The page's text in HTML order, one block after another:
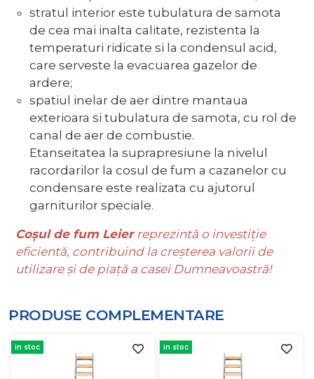
stratul interior este tubulatura de samota
de cea mai inalta calitate, rezistenta la
temperaturi ridicate si la condensul acid,
care serveste la evacuarea gazelor de
ardere;
spatiul inelar de aer dintre mantaua
exterioara si tubulatura de samota, cu rol de
canal de aer de combustie.
Etanseitatea la suprapresiune la nivelul
racordarilor la cosul de fum a cazanelor cu
condensare este realizata cu ajutorul
garniturilor speciale.
Coșul de fum Leier reprezintă o investiție
eficientă, contribuind la creșterea valorii de
utilizare și de piață a casei Dumneavoastră!
PRODUSE COMPLEMENTARE
in stoc in stoc